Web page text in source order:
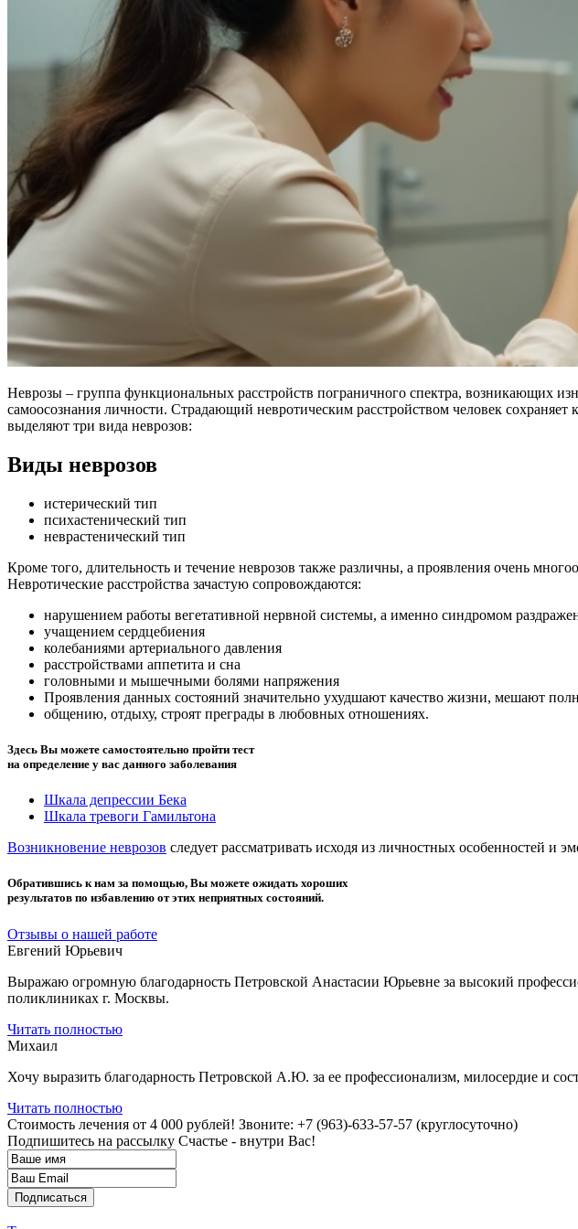
Неврозы – группа функциональных расстройств пограничного спектра, возникающих
самоосознания личности. Страдающий невротическим расстройством человек
выделяют три вида неврозов:
Виды неврозов
истерический тип
психастенический тип
неврастенический тип
Кроме того, длительность и течение неврозов также различны, а проявления очень
Невротические расстройства зачастую сопровождаются:
нарушением работы вегетативной нервной системы, а именно синдромом
учащением сердцебиения
колебаниями артериального давления
расстройствами аппетита и сна
головными и мышечными болями напряжения
Проявления данных состояний значительно ухудшают качество жизни, мешают
общению, отдыху, строят преграды в любовных отношениях.
Здесь Вы можете самостоятельно пройти тест
на определение у вас данного заболевания
Шкала депрессии Бека
Шкала тревоги Гамильтона
Возникновение неврозов следует рассматривать исходя из личностных особенностей и
Обратившись к нам за помощью, Вы можете ожидать хороших
результатов по избавлению от этих неприятных состояний.
Отзывы о нашей работе
Евгений Юрьевич
Выражаю огромную благодарность Петровской Анастасии Юрьевне за высокий
поликлиниках г. Москвы.
Читать полностью
Михаил
Хочу выразить благодарность Петровской А.Ю. за ее профессионализм, милосердие и
Читать полностью
Стоимость лечения от 4 000 рублей! Звоните: +7 (963)-633-57-57 (круглосуточно)
Подпишитесь на рассылку Счастье - внутри Вас!